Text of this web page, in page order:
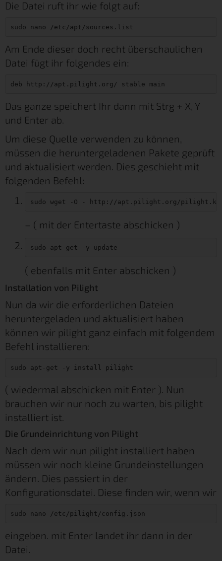
Die Datei ruft ihr wie folgt auf:
sudo nano /etc/apt/sources.list
Am Ende dieser doch recht überschaulichen
Datei fügt ihr folgendes ein:
deb http://apt.pilight.org/ stable main
Das ganze speichert Ihr dann mit Strg + X, Y
und Enter ab.
Um diese Quelle verwenden zu können,
müssen die heruntergeladenen Pakete geprüft
und aktualisiert werden. Dies geschieht mit
folgenden Befehl:
sudo wget -O - http://apt.pilight.org/
– ( mit der Entertaste abschicken )
sudo apt-get -y update
( ebenfalls mit Enter abschicken )
Installation von Pilight
Nun da wir die erforderlichen Dateien
heruntergeladen und aktualisiert haben
können wir pilight ganz einfach mit folgendem
Befehl installieren:
sudo apt-get -y install pilight
( wiedermal abschicken mit Enter ). Nun
brauchen wir nur noch zu warten, bis pilight
installiert ist.
Die Grundeinrichtung von Pilight
Nach dem wir nun pilight installiert haben
müssen wir noch kleine Grundeinstellungen
ändern. Dies passiert in der
Konfigurationsdatei. Diese finden wir, wenn wir
sudo nano /etc/pilight/config.json
eingeben. mit Enter landet ihr dann in der
Datei.